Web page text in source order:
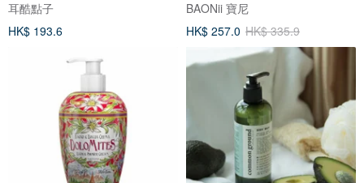
耳酷點子
HK$ 193.6
BAONii 寶尼
HK$ 257.0 HK$ 335.9